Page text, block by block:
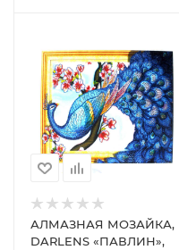
АЛМАЗНАЯ МОЗАЙКА,
DARLENS «ПАВЛИН»,